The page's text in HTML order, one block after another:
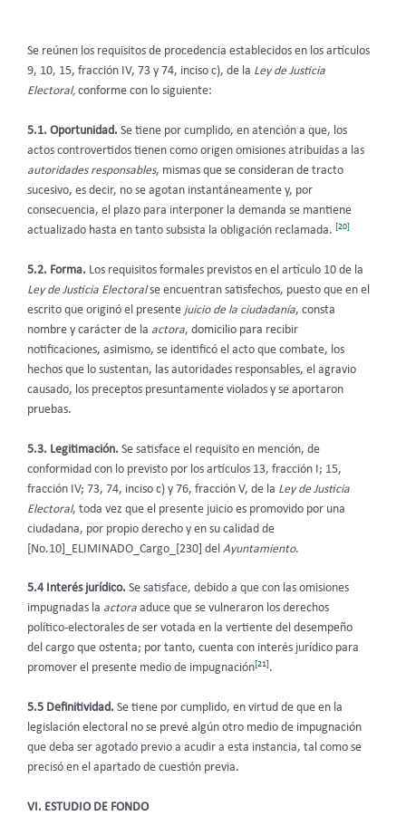
Se reúnen los requisitos de procedencia establecidos en los artículos
9, 10, 15, fracción IV, 73 y 74, inciso c), de la Ley de Justicia
Electoral, conforme con lo siguiente:
5.1. Oportunidad. Se tiene por cumplido, en atención a que, los
actos controvertidos tienen como origen omisiones atribuidas a las
autoridades responsables, mismas que se consideran de tracto
sucesivo, es decir, no se agotan instantáneamente y, por
consecuencia, el plazo para interponer la demanda se mantiene
actualizado hasta en tanto subsista la obligación reclamada. [20]
5.2. Forma. Los requisitos formales previstos en el artículo 10 de la
Ley de Justicia Electoralse encuentran satisfechos, puesto que en el
escrito que originó el presente juicio de la ciudadanía, consta
nombre y carácter de la actora, domicilio para recibir
notificaciones, asimismo, se identificó el acto que combate, los
hechos que lo sustentan, las autoridades responsables, el agravio
causado, los preceptos presuntamente violados y se aportaron
pruebas.
5.3. Legitimación. Se satisface el requisito en mención, de
conformidad con lo previsto por los artículos 13, fracción I; 15,
fracción IV; 73, 74, inciso c) y 76, fracción V, de la Ley de Justicia
Electoral, toda vez que el presente juicio es promovido por una
ciudadana, por propio derecho y en su calidad de
[No.10]_ELIMINADO_Cargo_[230] del Ayuntamiento.
5.4 Interés jurídico. Se satisface, debido a que con las omisiones
impugnadas la actora aduce que se vulneraron los derechos
político-electorales de ser votada en la vertiente del desempeño
del cargo que ostenta; por tanto, cuenta con interés jurídico para
promover el presente medio de impugnación[21].
5.5 Definitividad. Se tiene por cumplido, en virtud de que en la
legislación electoral no se prevé algún otro medio de impugnación
que deba ser agotado previo a acudir a esta instancia, tal como se
precisó en el apartado de cuestión previa.
VI. ESTUDIO DE FONDO